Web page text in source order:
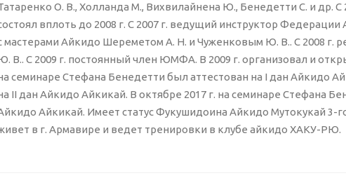
О. В., Холланда М., Вихвилайнена Ю., Бенедетти С. и др.
вплоть до 2008 г. С 2007 г. ведущий инструктор Федерации
мастерами Айкидо Шереметом А. Н. и Чуженковым Ю. В.. С 2008 г.
В.. С 2009 г. постоянный член ЮМФА. В 2009 г. организовал и
семинаре Стефана Бенедетти был аттестован на I дан Айкидо
II дан Айкидо Айкикай. В октябре 2017 г. на семинаре Стефана
Айкикай. Имеет статус Фукушидоина Айкидо Мутокукай 3-
в г. Армавире и ведет тренировки в клубе айкидо ХАКУ-РЮ.